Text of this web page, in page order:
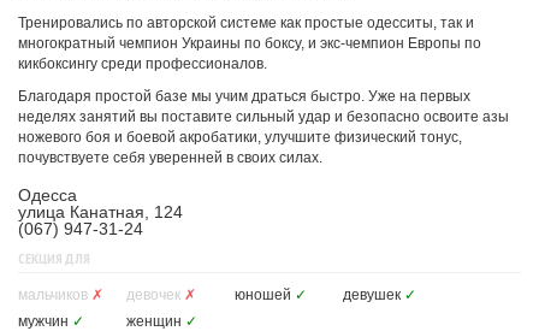
Тренировались по авторской системе как простые одесситы, так и
многократный чемпион Украины по боксу, и экс-чемпион Европы по
кикбоксингу среди профессионалов.
Благодаря простой базе мы учим драться быстро. Уже на первых
неделях занятий вы поставите сильный удар и безопасно освоите азы
ножевого боя и боевой акробатики, улучшите физический тонус,
почувствуете себя уверенней в своих силах.
Одесса
улица Канатная, 124
(067) 947-31-24
СЕКЦИЯ ДЛЯ
мальчиков ✗ девочек ✗ юношей ✓ девушек ✓
мужчин ✓ женщин ✓